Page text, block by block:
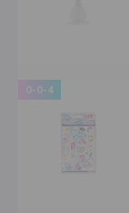
0-0-4